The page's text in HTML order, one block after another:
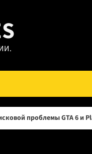
GTA 6 и PlayStation